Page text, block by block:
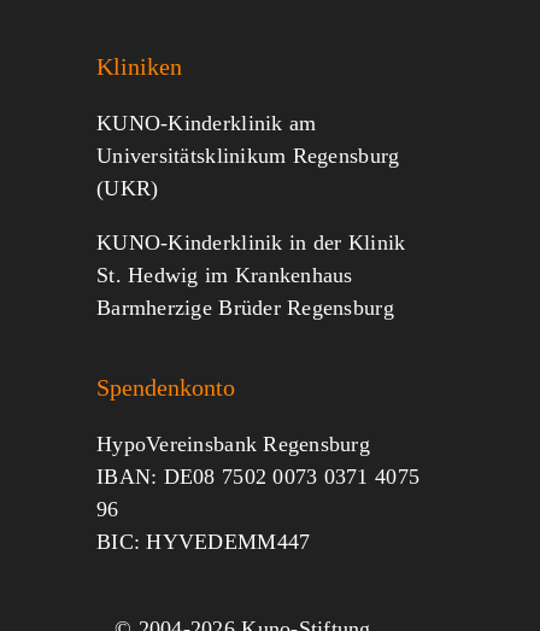
Kliniken
KUNO-Kinderklinik am
Universitätsklinikum Regensburg
(UKR)
KUNO-Kinderklinik in der Klinik
St. Hedwig im Krankenhaus
Barmherzige Brüder Regensburg
Spendenkonto
HypoVereinsbank Regensburg
IBAN: DE08 7502 0073 0371 4075
96
BIC: HYVEDEMM447